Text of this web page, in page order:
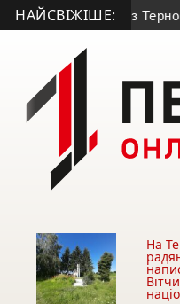
НАЙСВІЖІШЕ:
України з
На